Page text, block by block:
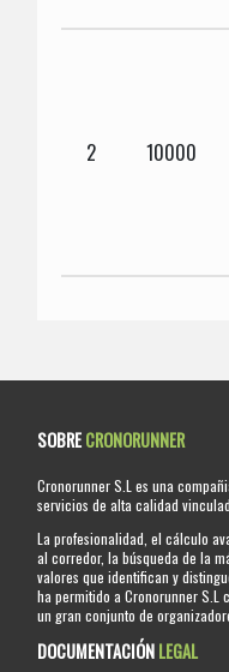
2 10000
SOBRECRONORUNNER
Cronorunner S.L es una
servicios de alta calidad
La profesionalidad, el cálculo
al corredor, la búsqueda de la
valores que identifican y
ha permitido a Cronorunner S.L
un gran conjunto de
DOCUMENTACIÓNLEGAL